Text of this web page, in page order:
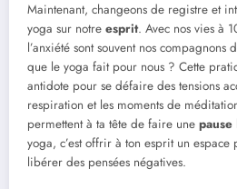
Maintenant, changeons de registre et
yoga sur notre esprit. Avec nos vies à
l’anxiété sont souvent nos compagnons
que le yoga fait pour nous ? Cette
antidote pour se défaire des tensions
respiration et les moments de
permettent à ta tête de faire une pause
yoga, c’est offrir à ton esprit un espace
libérer des pensées négatives.